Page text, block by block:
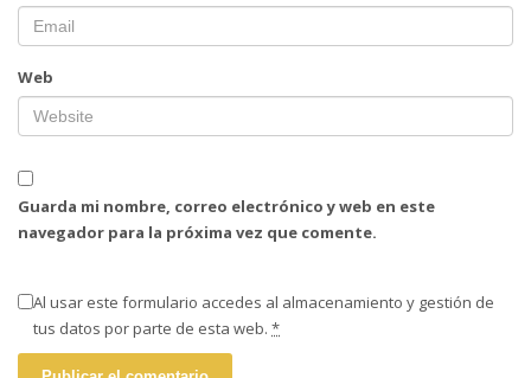
Web
Guarda mi nombre, correo electrónico y web en este
navegador para la próxima vez que comente.
Al usar este formulario accedes al almacenamiento y gestión de
tus datos por parte de esta web. *